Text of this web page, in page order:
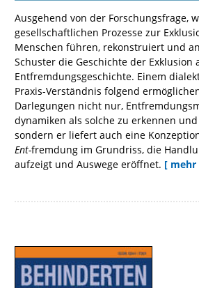
Ausgehend von der Forschungsfrage,
gesellschaftlichen Prozesse zur
Menschen führen, rekonstruiert und
Schuster die Geschichte der Exklusion
Entfremdungsgeschichte. Einem
Praxis-Verständnis folgend
Darlegungen nicht nur,
dynamiken als solche zu erkennen
sondern er liefert auch eine
Ent-fremdung im Grundriss, die
aufzeigt und Auswege eröffnet. [ mehr